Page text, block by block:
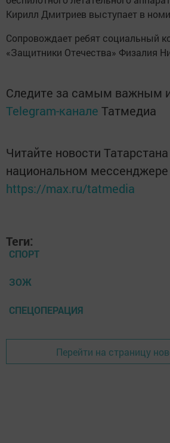
Кирилл Дмитриев выступает в
Сопровождает ребят социальный
«Защитники Отечества» Физалия
Следите за самым важным
Telegram-канале Татмедиа
Читайте новости
национальном
https://max.ru/tatmedia
Теги:
СПОРТ
ЗОЖ
СПЕЦОПЕРАЦИЯ
Перейти на страницу